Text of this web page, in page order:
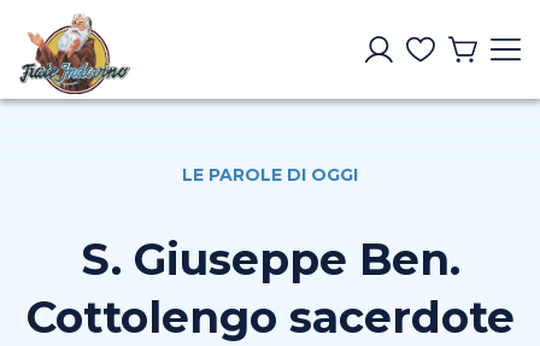
LE PAROLE DI OGGI
S. Giuseppe Ben.
Cottolengo sacerdote